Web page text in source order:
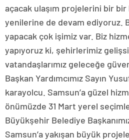
açacak ulaşım projelerini bir
yenilerine de devam ediyoruz.
yapacak çok işimiz var. Biz
yapıyoruz ki, şehirlerimiz
vatandaşlarımız geleceğe
Başkan Yardımcımız Sayın
karayolcu. Samsun’a güzel
önümüzde 31 Mart yerel
Büyükşehir Belediye
Samsun’a yakışan büyük